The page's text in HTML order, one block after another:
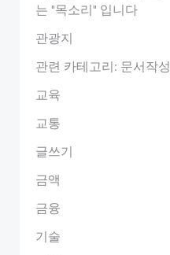
는 "목소리" 입니다
관광지
관련 카테고리: 문서작성
교육
교통
글쓰기
금액
금융
기술